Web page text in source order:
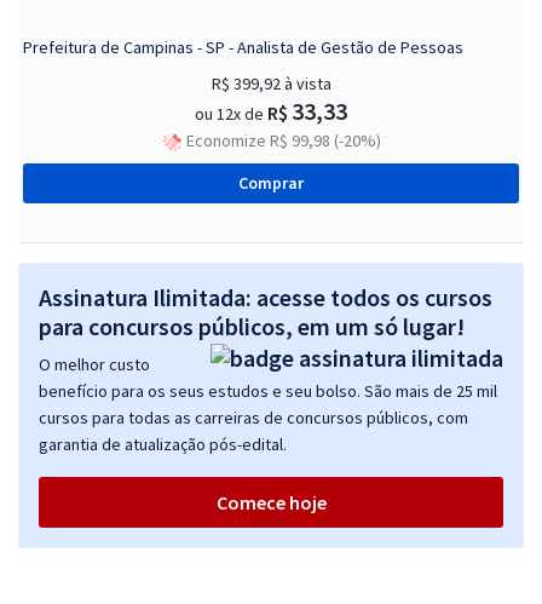
Prefeitura de Campinas - SP - Analista de Gestão de Pessoas
R$ 399,92à vista
ou 12x de R$ 33,33
Economize R$ 99,98 (-20%)
Comprar
Assinatura Ilimitada: acesse todos os cursos
para concursos públicos, em um só lugar!
O melhor custo
benefício para os seus estudos e seu bolso. São mais de 25 mil
cursos para todas as carreiras de concursos públicos, com
garantia de atualização pós-edital.
Comece hoje